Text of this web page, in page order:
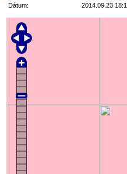
Dátum:
2014.09.23